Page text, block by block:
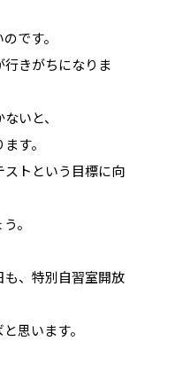
です。
きがちになりま
いと、
す。
ストという目標に向
。
、特別自習室開放
思います。